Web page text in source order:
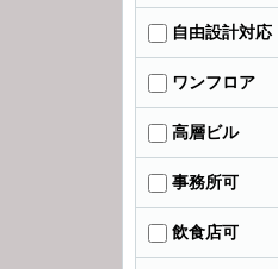
自由設計対応
ワンフロア
高層ビル
事務所可
飲食店可